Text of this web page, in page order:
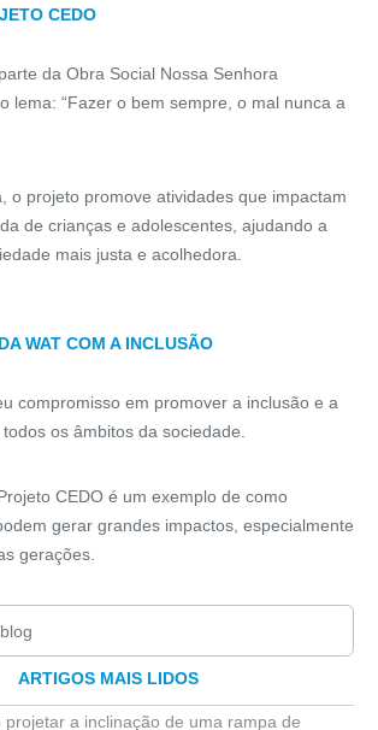
CEDO
da Obra Social Nossa Senhora
lema: “Fazer o bem sempre, o mal nunca a
o projeto promove atividades que impactam
de crianças e adolescentes, ajudando a
mais justa e acolhedora.
WAT COM A INCLUSÃO
compromisso em promover a inclusão e a
os âmbitos da sociedade.
CEDO é um exemplo de como
gerar grandes impactos, especialmente
gerações.
ARTIGOS MAIS LIDOS
projetar a inclinação de uma rampa de